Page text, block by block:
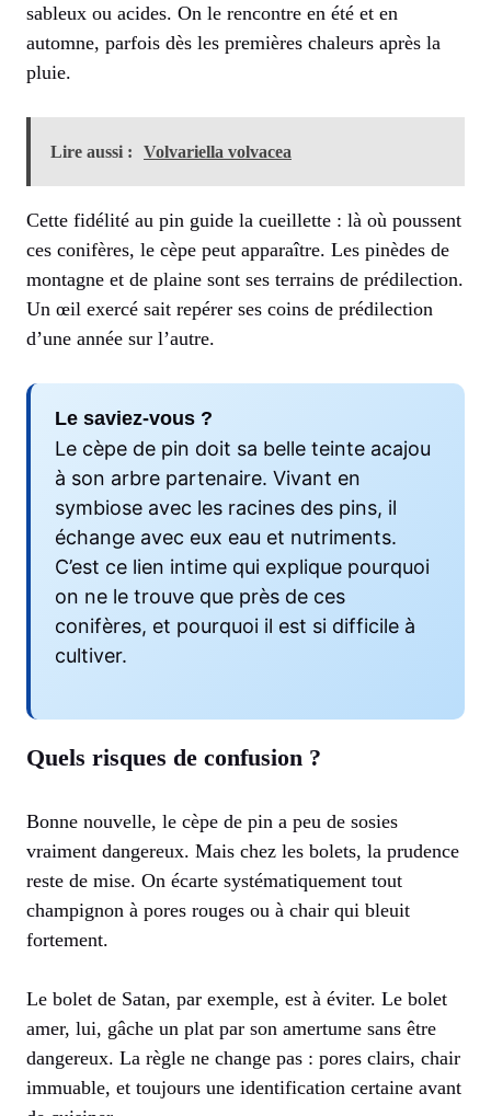
sableux ou acides. On le rencontre en été et en
automne, parfois dès les premières chaleurs après la
pluie.
Lire aussi : Volvariella volvacea
Cette fidélité au pin guide la cueillette : là où poussent
ces conifères, le cèpe peut apparaître. Les pinèdes de
montagne et de plaine sont ses terrains de prédilection.
Un œil exercé sait repérer ses coins de prédilection
d’une année sur l’autre.
Le saviez-vous ?
Le cèpe de pin doit sa belle teinte acajou
à son arbre partenaire. Vivant en
symbiose avec les racines des pins, il
échange avec eux eau et nutriments.
C’est ce lien intime qui explique pourquoi
on ne le trouve que près de ces
conifères, et pourquoi il est si difficile à
cultiver.
Quels risques de confusion ?
Bonne nouvelle, le cèpe de pin a peu de sosies
vraiment dangereux. Mais chez les bolets, la prudence
reste de mise. On écarte systématiquement tout
champignon à pores rouges ou à chair qui bleuit
fortement.
Le bolet de Satan, par exemple, est à éviter. Le bolet
amer, lui, gâche un plat par son amertume sans être
dangereux. La règle ne change pas : pores clairs, chair
immuable, et toujours une identification certaine avant